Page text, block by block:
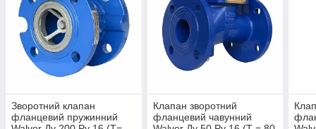
Зворотний клапан
фланцевий пружинний
Клапан зворотний
фланцевий чавунний